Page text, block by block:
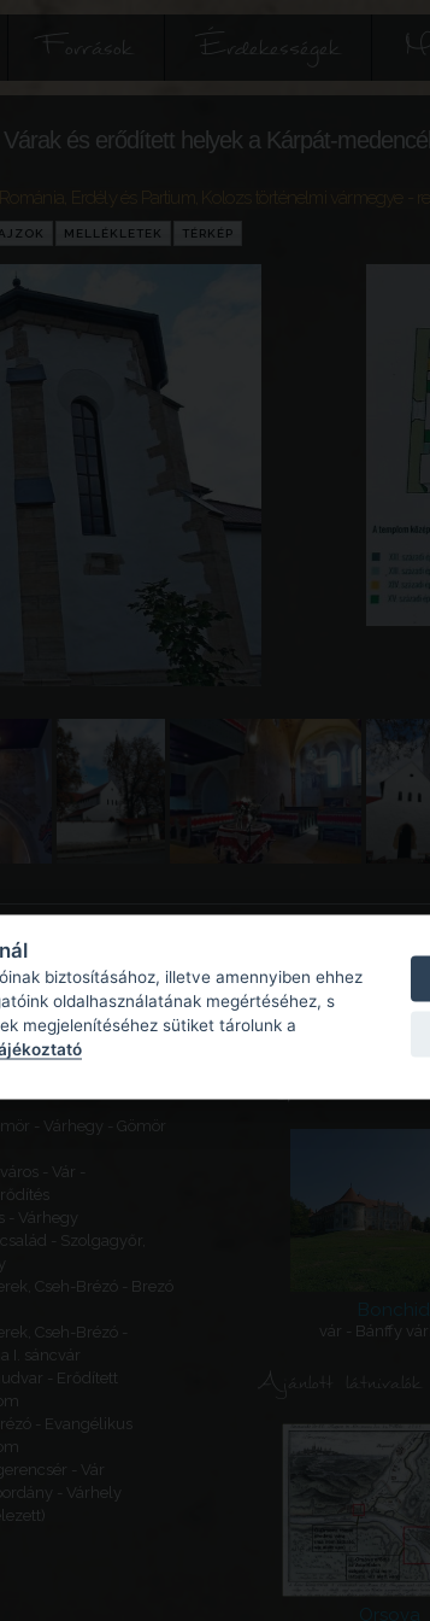
Források Érdekességek
Várak és erődített helyek a Kárpát-
Románia Erdély és Partium Kolozs történelmi vármegye -
MELLÉKLETEK TÉRKÉP
- Várhegy - Gömör
- Vár -
- Várhegy
- Szolgagyőr,
Cseh-Brézó - Brezó
Cseh-Brézó -
I. sáncvár
- Erődített
- Evangélikus
- Vár
- Várhely
vár - Bánffy
Ajánlott látnivalók
Orsova
biztosításához, illetve amennyiben ehhez
oldalhasználatának megértéséhez, s
megjelenítéséhez sütiket tárolunk a